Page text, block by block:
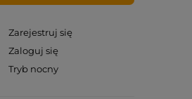
Zarejestruj się
Zaloguj się